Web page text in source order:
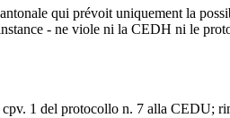
qui prévoit uniquement la
- ne viole ni la CEDH ni le
cpv. 1 del protocollo n. 7 alla CEDU;